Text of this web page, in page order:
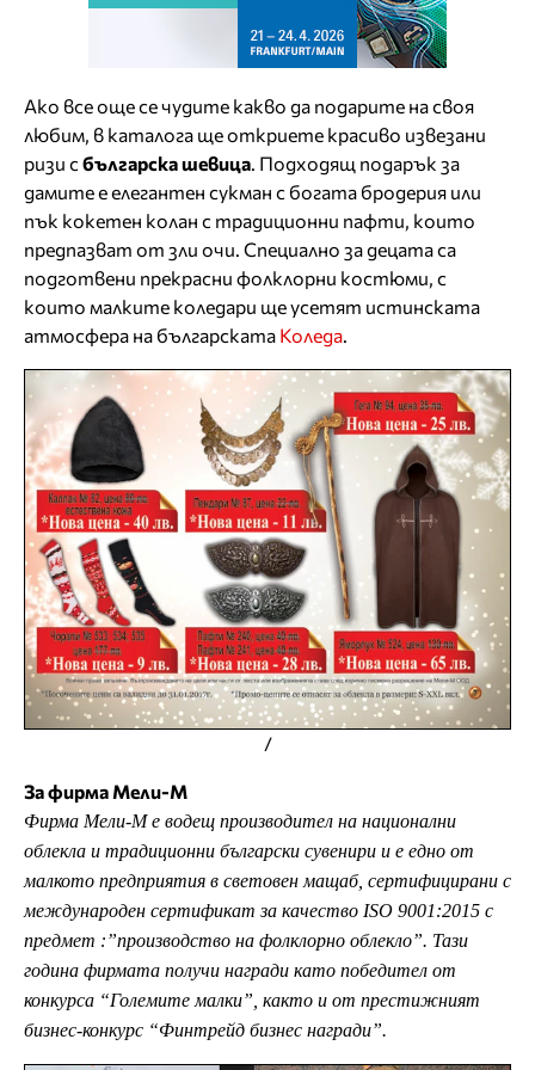
Ако все още се чудите какво да подарите на своя
любим, в каталога ще откриете красиво извезани
ризи с българска шевица. Подходящ подарък за
дамите е елегантен сукман с богата бродерия или
пък кокетен колан с традиционни пафти, които
предпазват от зли очи. Специално за децата са
подготвени прекрасни фолклорни костюми, с
които малките коледари ще усетят истинската
атмосфера на българската Коледа.
/
За фирма Мели-М
Фирма Мели-М е водещ производител на национални
облекла и традиционни български сувенири и е едно от
малкото предприятия в световен мащаб, сертифицирани с
международен сертификат за качество ISO 9001:2015 с
предмет :”производство на фолклорно облекло”. Тази
година фирмата получи награди като победител от
конкурса “Големите малки”, както и от престижният
бизнес-конкурс “Финтрейд бизнес награди”.